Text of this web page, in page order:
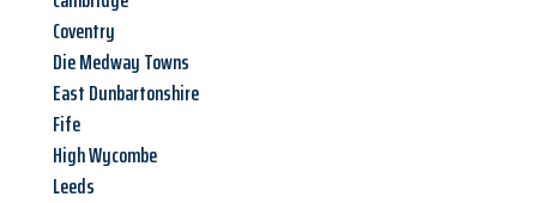
Coventry
Die Medway Towns
East Dunbartonshire
Fife
High Wycombe
Leeds